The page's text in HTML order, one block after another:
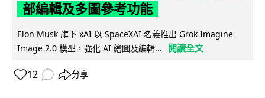
部編輯及多圖參考功能
Elon Musk 旗下 xAI 以 SpaceXAI 名義推出 Grok Imagine
Image 2.0 模型，強化 AI 繪圖及編輯...
閱讀全文
12 分享